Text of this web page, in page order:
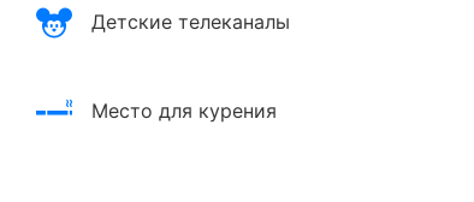
Детские телеканалы
Место для курения